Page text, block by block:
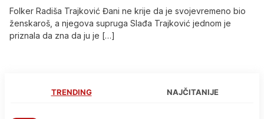
Folker Radiša Trajković Đani ne krije da je svojevremeno bio
ženskaroš, a njegova supruga Slađa Trajković jednom je
priznala da zna da ju je […]
TRENDING NAJČITANIJE